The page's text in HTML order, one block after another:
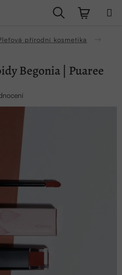
Hledat
přírodní kosmetika
Begonia | Puaree